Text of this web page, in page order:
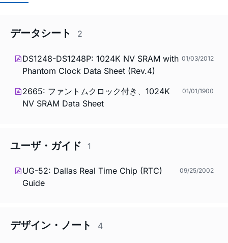
データシート 2
DS1248-DS1248P: 1024K NV SRAM with
Phantom Clock Data Sheet (Rev.4)
01/03/2012
2665: ファントムクロック付き、1024K
NV SRAM Data Sheet
01/01/1900
ユーザ・ガイド 1
UG-52: Dallas Real Time Chip (RTC)
Guide
09/25/2002
デザイン・ノート 4